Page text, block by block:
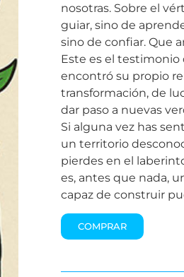
nosotras. Sobre el
guiar, sino de
sino de confiar. Que
Este es el testimonio
encontró su propio
transformación, de
dar paso a nuevas
Si alguna vez has
un territorio
pierdes en el
es, antes que nada,
capaz de construir
COMPRAR